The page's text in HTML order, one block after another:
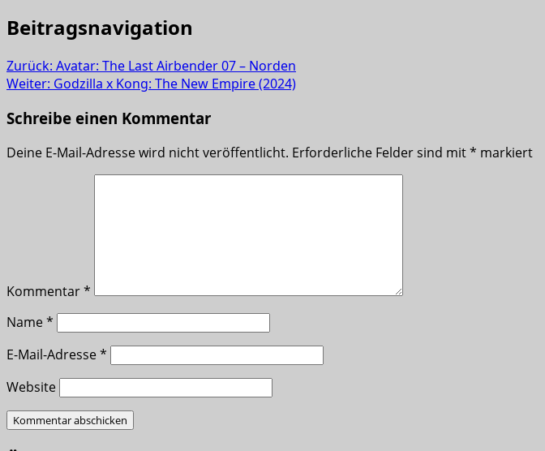
Beitragsnavigation
Zurück: Avatar: The Last Airbender 07 – Norden
Weiter: Godzilla x Kong: The New Empire (2024)
Schreibe einen Kommentar
Deine E-Mail-Adresse wird nicht veröffentlicht. Erforderliche Felder sind mit* markiert
Kommentar*
Name*
E-Mail-Adresse*
Website